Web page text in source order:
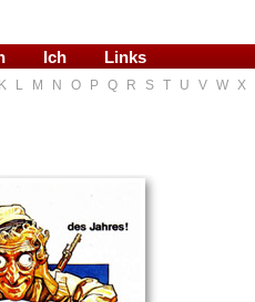
Ich Links
K L M N O P Q R S T U V W X